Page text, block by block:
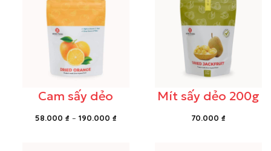
Cam sấy dẻo
58.000 ₫ – 190.000 ₫Khoảng
Mít sấy dẻo 200g
70.000₫